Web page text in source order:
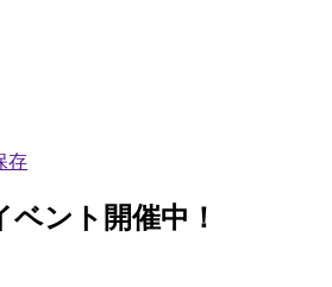
ント開催中！